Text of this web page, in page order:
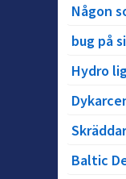
Någon
bug på
Hydro
Baltic